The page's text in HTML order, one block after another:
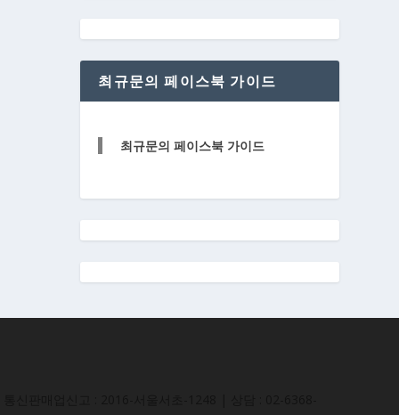
최규문의 페이스북 가이드
최규문의 페이스북 가이드